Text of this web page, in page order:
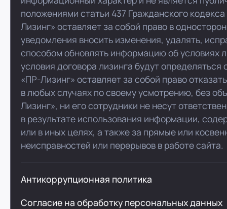
положениями статьи 437 Гражданского
Лизинг» оставляет за собой право в
уведомления вносить изменения, удалять,
способом обновлять информацию об условиях
условия договора лизинга будут
«ПР-Лизинг» оставляет за собой право
в любых случаях по своему усмотрению, без
Лизинг», ни его сотрудники не несут
в результате использования информации,
или в иных целях, а также за прямые или
неисправностей или перерывов в работе сайта.
Антикоррупционная политика
Согласие на обработку персональных данных